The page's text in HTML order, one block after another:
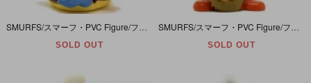
SOLD OUT SOLD OUT